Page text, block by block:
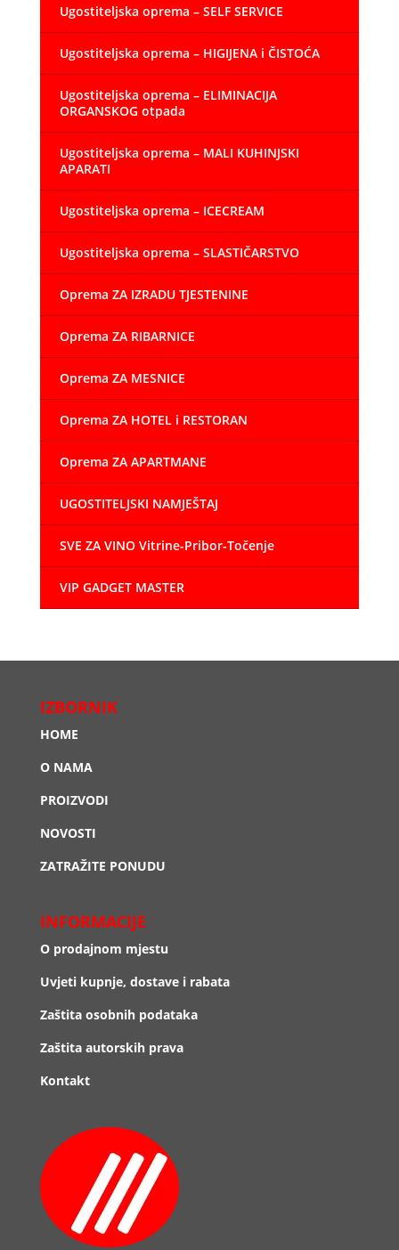
Ugostiteljska oprema – SELF SERVICE
Ugostiteljska oprema – HIGIJENA i ČISTOĆA
Ugostiteljska oprema – ELIMINACIJA
ORGANSKOG otpada
Ugostiteljska oprema – MALI KUHINJSKI
APARATI
Ugostiteljska oprema – ICECREAM
Ugostiteljska oprema – SLASTIČARSTVO
Oprema ZA IZRADU TJESTENINE
Oprema ZA RIBARNICE
Oprema ZA MESNICE
Oprema ZA HOTEL i RESTORAN
Oprema ZA APARTMANE
UGOSTITELJSKI NAMJEŠTAJ
SVE ZA VINO Vitrine-Pribor-Točenje
VIP GADGET MASTER
IZBORNIK
HOME
O NAMA
PROIZVODI
NOVOSTI
ZATRAŽITE PONUDU
INFORMACIJE
O prodajnom mjestu
Uvjeti kupnje, dostave i rabata
Zaštita osobnih podataka
Zaštita autorskih prava
Kontakt